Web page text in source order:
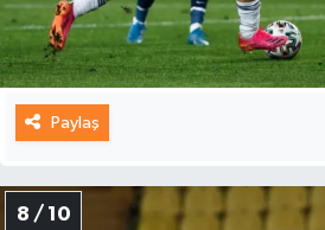
Paylaş
8 / 10